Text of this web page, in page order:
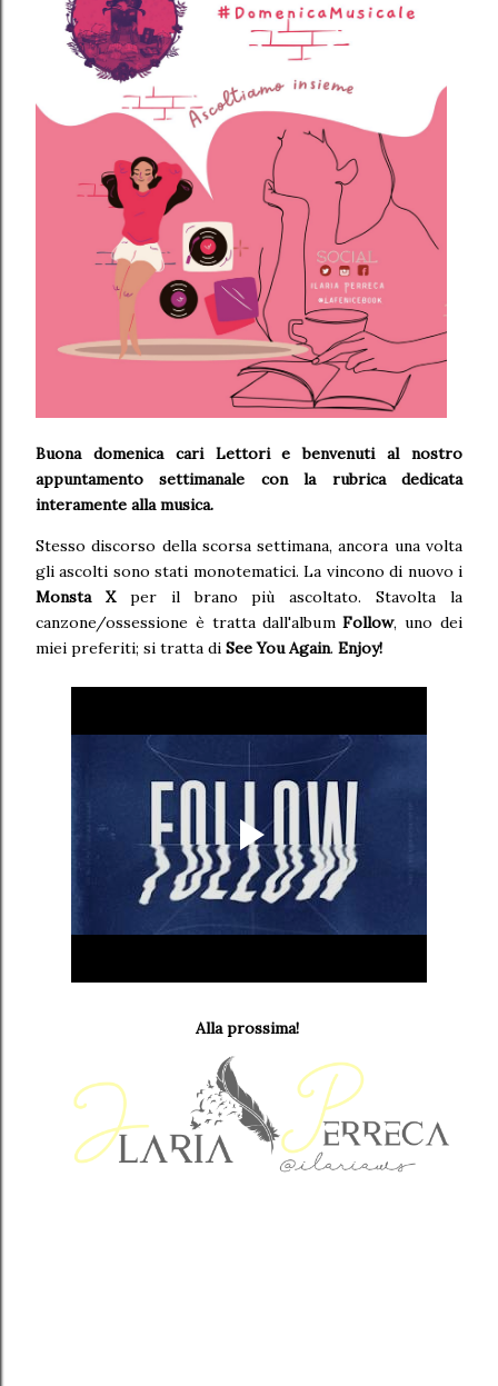
Buona domenica cari Lettori e benvenuti al nostro
appuntamento settimanale con la rubrica dedicata
interamente alla musica.
Stesso discorso della scorsa settimana, ancora una volta
gli ascolti sono stati monotematici. La vincono di nuovo i
Monsta Xper il brano più ascoltato. Stavolta la
canzone/ossessione è tratta dall'albumFollow, uno dei
miei preferiti; si tratta di See You Again. Enjoy!
Alla prossima!